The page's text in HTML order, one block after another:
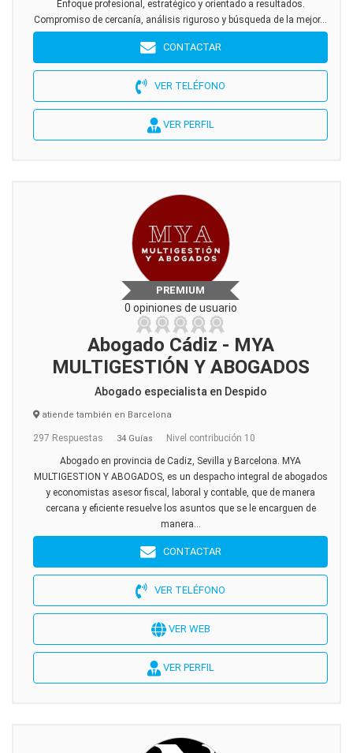
Enfoque profesional, estratégico y orientado a resultados.
Compromiso de cercanía, análisis riguroso y búsqueda de la mejor...
CONTACTAR
VER TELÉFONO
VER PERFIL
PREMIUM
0 opiniones de usuario
Abogado Cádiz - MYA
MULTIGESTIÓN Y ABOGADOS
Abogado especialista en Despido
atiende también en Barcelona
297 Respuestas 34 Guías Nivel contribución 10
Abogado en provincia de Cadiz, Sevilla y Barcelona. MYA
MULTIGESTION Y ABOGADOS, es un despacho integral de abogados
y economistas asesor fiscal, laboral y contable, que de manera
cercana y eficiente resuelve los asuntos que se le encarguen de
manera...
CONTACTAR
VER TELÉFONO
VER WEB
VER PERFIL